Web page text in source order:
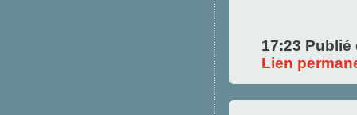
17:23
Lien